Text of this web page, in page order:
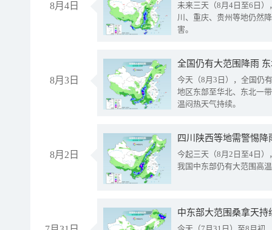
8月4日
未来三天（8月4日至6日
川、重庆、贵州等地仍然
害。
8月3日
全国仍有大范围降雨
今天（8月3日），全国仍
地区东部至华北、东北一
温闷热天气持续。
8月2日
今起三天（8月2日至4日
我国中东部仍有大范围高
中东部大范围桑拿天